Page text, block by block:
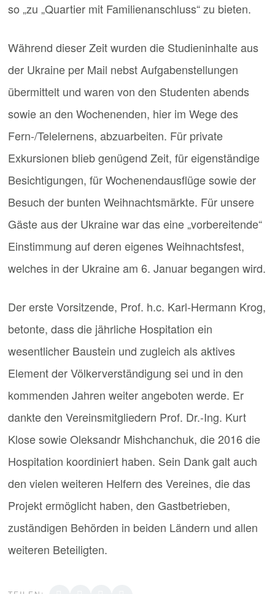
so „zu „Quartier mit Familienanschluss“ zu bieten.
Während dieser Zeit wurden die Studieninhalte aus
der Ukraine per Mail nebst Aufgabenstellungen
übermittelt und waren von den Studenten abends
sowie an den Wochenenden, hier im Wege des
Fern-/Telelernens, abzuarbeiten. Für private
Exkursionen blieb genügend Zeit, für eigenständige
Besichtigungen, für Wochenendausflüge sowie der
Besuch der bunten Weihnachtsmärkte. Für unsere
Gäste aus der Ukraine war das eine „vorbereitende“
Einstimmung auf deren eigenes Weihnachtsfest,
welches in der Ukraine am 6. Januar begangen wird.
Der erste Vorsitzende, Prof. h.c. Karl-Hermann Krog,
betonte, dass die jährliche Hospitation ein
wesentlicher Baustein und zugleich als aktives
Element der Völkerverständigung sei und in den
kommenden Jahren weiter angeboten werde. Er
dankte den Vereinsmitgliedern Prof. Dr.-Ing. Kurt
Klose sowie Oleksandr Mishchanchuk, die 2016 die
Hospitation koordiniert haben. Sein Dank galt auch
den vielen weiteren Helfern des Vereines, die das
Projekt ermöglicht haben, den Gastbetrieben,
zuständigen Behörden in beiden Ländern und allen
weiteren Beteiligten.